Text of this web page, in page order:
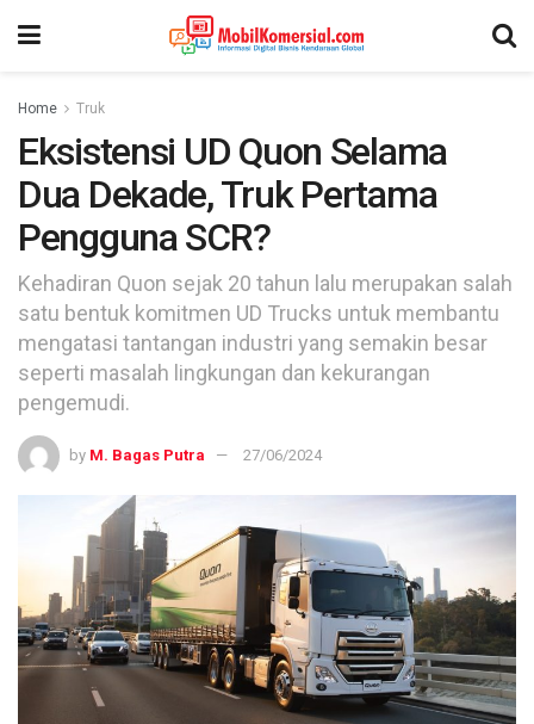
Home Truk
Eksistensi UD Quon Selama
Dua Dekade, Truk Pertama
Pengguna SCR?
Kehadiran Quon sejak 20 tahun lalu merupakan salah
satu bentuk komitmen UD Trucks untuk membantu
mengatasi tantangan industri yang semakin besar
seperti masalah lingkungan dan kekurangan
pengemudi.
by M. Bagas Putra 27/06/2024